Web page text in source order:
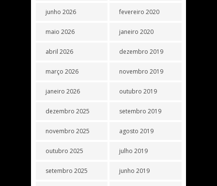
junho 2026
maio 2026
abril 2026
março 2026
janeiro 2026
dezembro 2025
novembro 2025
outubro 2025
setembro 2025
fevereiro 2020
janeiro 2020
dezembro 2019
novembro 2019
outubro 2019
setembro 2019
agosto 2019
julho 2019
junho 2019